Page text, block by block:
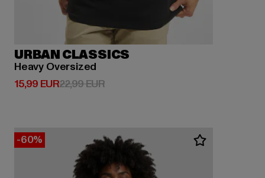
URBAN CLASSICS
Heavy Oversized
15,99 EUR
Ajankohtainen hinta: 15,99 EUR
22,99 EURKampanjahinta: 22,99 EUR
-60%